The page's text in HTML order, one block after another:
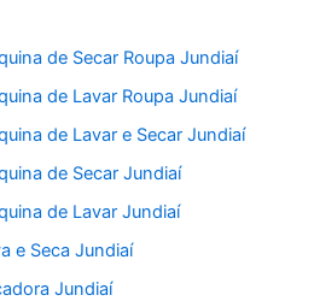
de Secar Roupa Jundiaí
de Lavar Roupa Jundiaí
de Lavar e Secar Jundiaí
de Secar Jundiaí
de Lavar Jundiaí
e Seca Jundiaí
Jundiaí